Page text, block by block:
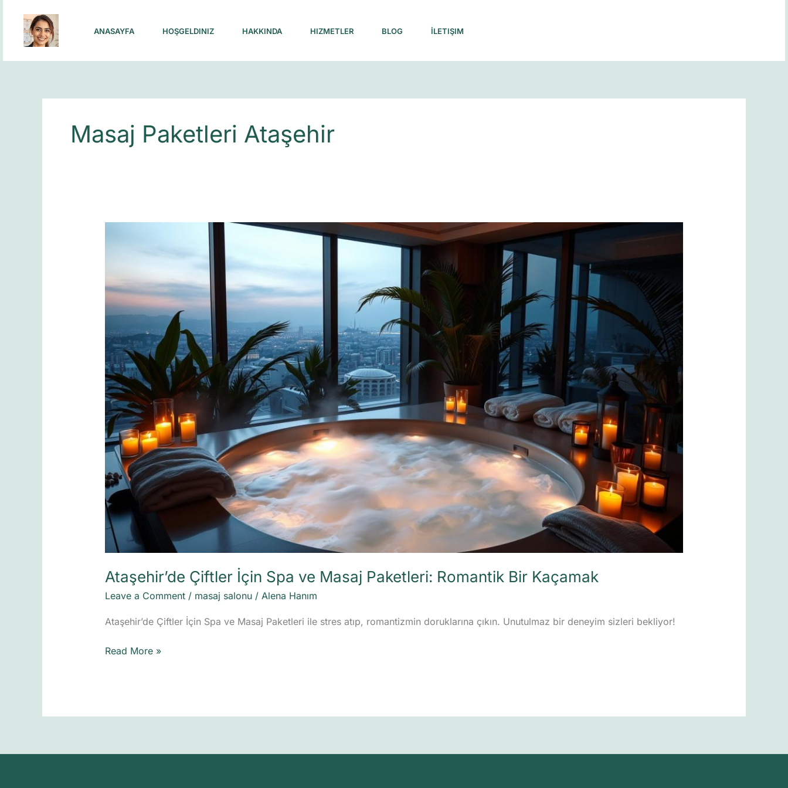
content
ANASAYFA HOŞGELDINIZ HAKKINDA HIZMETLER BLOG İLETIŞIM
Masaj Paketleri Ataşehir
Ataşehir’de Çiftler İçin Spa ve Masaj Paketleri: Romantik Bir Kaçamak
Leave a Comment / masaj salonu/ Alena Hanım
Ataşehir’de Çiftler İçin Spa ve Masaj Paketleri ile stres atıp, romantizmin doruklarına çıkın. Unutulmaz bir deneyim sizleri bekliyor!
ve
Masaj
Romantik
Bir
Kaçamak
Read More »